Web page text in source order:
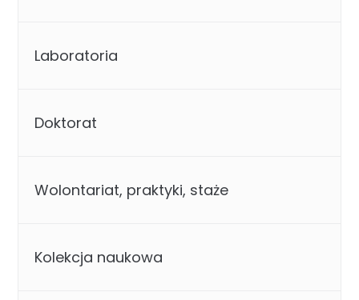
Laboratoria
Doktorat
Wolontariat, praktyki, staże
Kolekcja naukowa